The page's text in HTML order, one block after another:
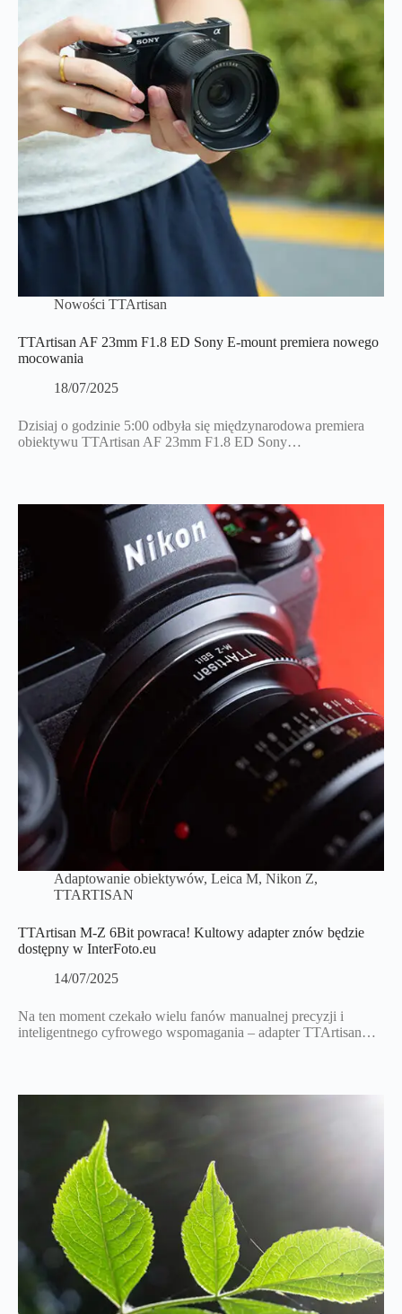
Nowości TTArtisan
TTArtisan AF 23mm F1.8 ED Sony E-mount premiera nowego
mocowania
18/07/2025
Dzisiaj o godzinie 5:00 odbyła się międzynarodowa premiera
obiektywu TTArtisan AF 23mm F1.8 ED Sony…
Adaptowanie obiektywów, Leica M, Nikon Z,
TTARTISAN
TTArtisan M-Z 6Bit powraca! Kultowy adapter znów będzie
dostępny w InterFoto.eu
14/07/2025
Na ten moment czekało wielu fanów manualnej precyzji i
inteligentnego cyfrowego wspomagania – adapter TTArtisan…